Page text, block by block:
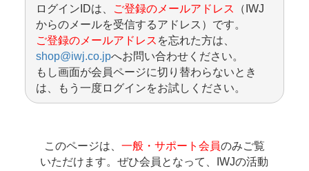
ログインIDは、
ご登録のメールアドレス
（IWJ
からのメールを受信するアドレス）です。
ご登録のメールアドレス を忘れた方は、
shop@iwj.co.jpへお問い合わせください。
もし画面が会員ページに切り替わらないとき
は、もう一度ログインをお試しください。
このページは、 一般・サポート会員のみご覧
いただけます。ぜひ会員となって、IWJの活動